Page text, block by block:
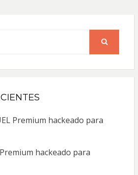
Premium hackeado para
hackeado para